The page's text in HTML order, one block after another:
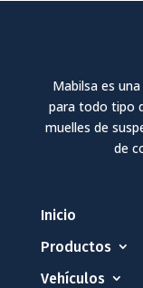
Mabilsa es
para todo tipo
muelles de
de
Inicio
Productos
Vehículos